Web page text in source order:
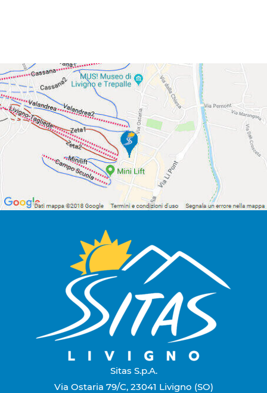
Sitas S.p.A.
Via Ostaria 79/C, 23041 Livigno (SO)